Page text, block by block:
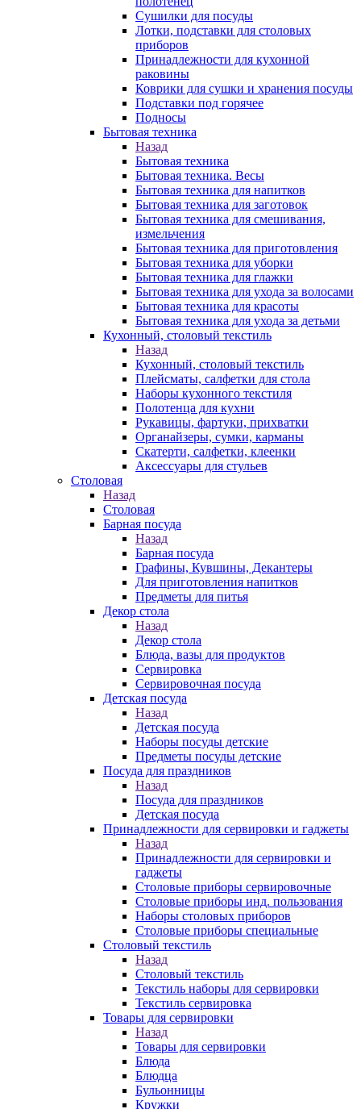
Сушилки для посуды
Лотки, подставки для столовых
приборов
Принадлежности для кухонной
раковины
Коврики для сушки и хранения посуды
Подставки под горячее
Подносы
Бытовая техника
Назад
Бытовая техника
Бытовая техника. Весы
Бытовая техника для напитков
Бытовая техника для заготовок
Бытовая техника для смешивания,
измельчения
Бытовая техника для приготовления
Бытовая техника для уборки
Бытовая техника для глажки
Бытовая техника для ухода за волосами
Бытовая техника для красоты
Бытовая техника для ухода за детьми
Кухонный, столовый текстиль
Назад
Кухонный, столовый текстиль
Плейсматы, салфетки для стола
Наборы кухонного текстиля
Полотенца для кухни
Рукавицы, фартуки, прихватки
Органайзеры, сумки, карманы
Скатерти, салфетки, клеенки
Аксессуары для стульев
Столовая
Назад
Столовая
Барная посуда
Назад
Барная посуда
Графины, Кувшины, Декантеры
Для приготовления напитков
Предметы для питья
Декор стола
Назад
Декор стола
Блюда, вазы для продуктов
Сервировка
Сервировочная посуда
Детская посуда
Назад
Детская посуда
Наборы посуды детские
Предметы посуды детские
Посуда для праздников
Назад
Посуда для праздников
Детская посуда
Принадлежности для сервировки и гаджеты
Назад
Принадлежности для сервировки и
гаджеты
Столовые приборы сервировочные
Столовые приборы инд. пользования
Наборы столовых приборов
Столовые приборы специальные
Столовый текстиль
Назад
Столовый текстиль
Текстиль наборы для сервировки
Текстиль сервировка
Товары для сервировки
Назад
Товары для сервировки
Блюда
Блюдца
Бульонницы
Кружки